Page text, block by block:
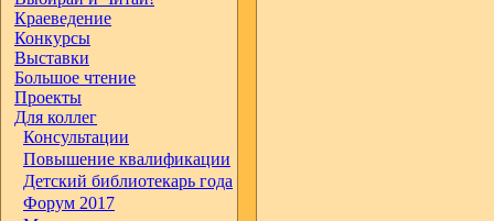
Краеведение
Конкурсы
Выставки
Большое чтение
Проекты
Для коллег
Консультации
Повышение квалификации
Детский библиотекарь года
Форум 2017